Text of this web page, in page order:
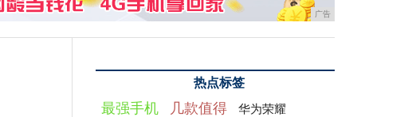
广告
热点标签
最强手机 几款值得 华为荣耀